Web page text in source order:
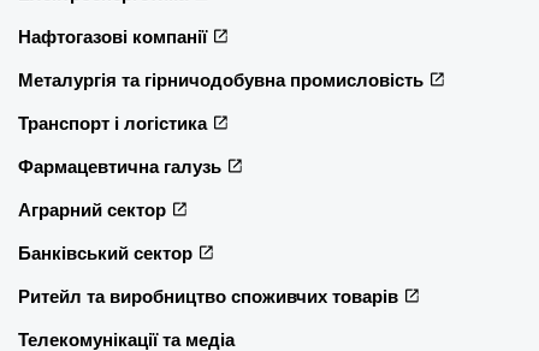
Нафтогазові компанії
Металургія та гірничодобувна промисловість
Транспорт і логістика
Фармацевтична галузь
Аграрний сектор
Банківський сектор
Ритейл та виробництво споживчих товарів
Телекомунікації та медіа